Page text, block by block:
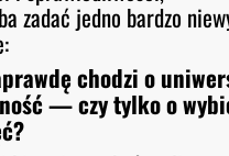
zadać jedno bardzo
chodzi o
— czy tylko o